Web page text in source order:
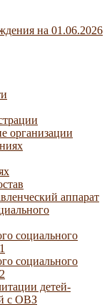
на 01.06.2026
организации
аппарат
социального
социального
детей-
с ОВЗ